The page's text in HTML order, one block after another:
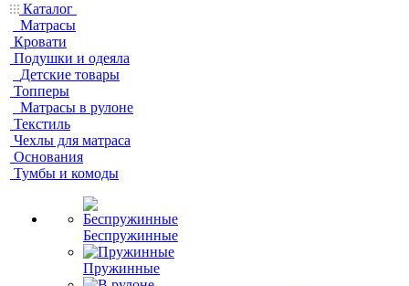
Каталог
Матрасы
Кровати
Подушки и одеяла
Детские товары
Топперы
Матрасы в рулоне
Текстиль
Чехлы для матраса
Основания
Тумбы и комоды
Беспружинные
Пружинные